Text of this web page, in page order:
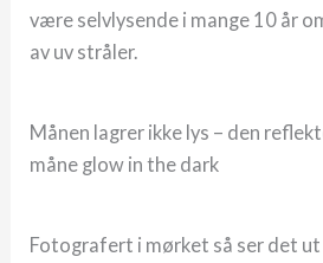
være selvlysende i mange 10 år
av uv stråler.
Månen lagrer ikke lys – den
måne glow in the dark
Fotografert i mørket så ser det